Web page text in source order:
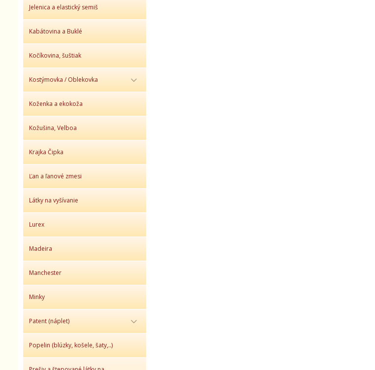
Jelenica a elastický semiš
Kabátovina a Buklé
Kočíkovina, šuštiak
Kostýmovka / Oblekovka
Koženka a ekokoža
Kožušina, Velboa
Krajka Čipka
Ľan a ľanové zmesi
Látky na vyšívanie
Lurex
Madeira
Manchester
Minky
Patent (náplet)
Popelin (blúzky, košele, šaty,..)